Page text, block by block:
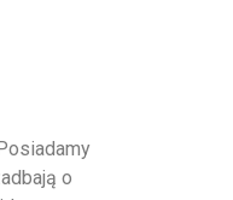
o